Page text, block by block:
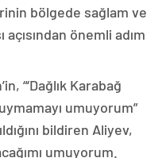
bölgede sağlam ve
önemli adım
“‘Dağlık Karabağ
umuyorum”
bildiren Aliyev,
umuyorum.